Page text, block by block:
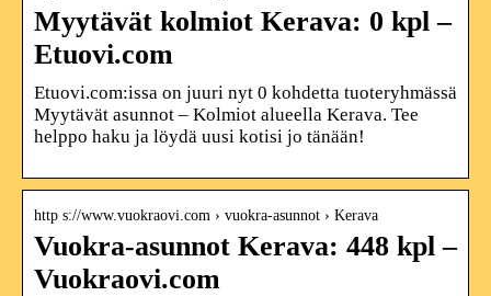
Myytävät kolmiot Kerava: 0 kpl –
Etuovi.com
Etuovi.com:issa on juuri nyt 0 kohdetta tuoteryhmässä
Myytävät asunnot – Kolmiot alueella Kerava. Tee
helppo haku ja löydä uusi kotisi jo tänään!
http s://www.vuokraovi.com › vuokra-asunnot › Kerava
Vuokra-asunnot Kerava: 448 kpl –
Vuokraovi.com